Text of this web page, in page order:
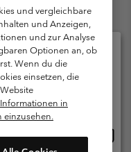
Garantie
Programms
Inhalte
18:00 Uhr
und vergleichbare
und Anzeigen,
und zur Analyse
Optionen an, ob
Wenn du die
einsetzen, die
in
einzusehen.
und Ihre Sprache
verfügbar